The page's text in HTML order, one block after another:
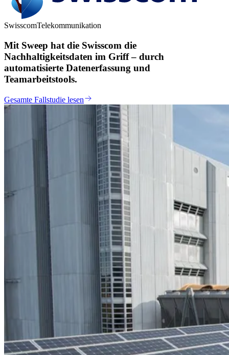
SwisscomTelekommunikation
Mit Sweep hat die Swisscom die
Nachhaltigkeitsdaten im Griff – durch
automatisierte Datenerfassung und
Teamarbeitstools.
Gesamte Fallstudie lesen